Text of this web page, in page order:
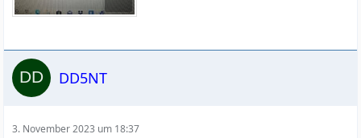
DD5NT
3. November 2023 um 18:37